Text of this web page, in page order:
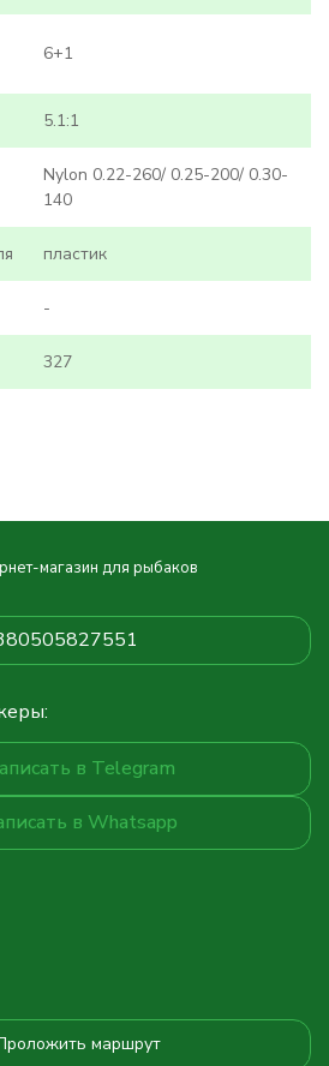
6+1
5.1:1
Nylon 0.22-260/ 0.25-200/ 0.30-
140
пластик
-
327
магазин для рыбаков
в Telegram
в Whatsapp
маршрут